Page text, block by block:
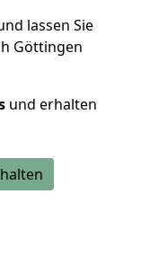
lassen Sie
Göttingen
und erhalten